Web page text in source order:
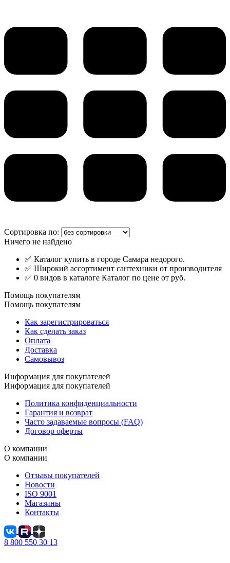
Сортировка по:
Ничего не найдено
✅ Каталог купить в городе Самара недорого.
✅ Широкий ассортимент сантехники от производителя
✅ 0 видов в каталоге Каталог по цене от руб.
Помощь покупателям
Помощь покупателям
Как зарегистрироваться
Как сделать заказ
Оплата
Доставка
Самовывоз
Информация для покупателей
Информация для покупателей
Политика конфиденциальности
Гарантия и возврат
Часто задаваемые вопросы (FAQ)
Договор оферты
О компании
О компании
Отзывы покупателей
Новости
ISO 9001
Магазины
Контакты
8 800 550 30 13